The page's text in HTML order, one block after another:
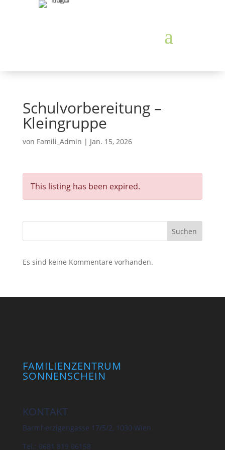
Schulvorbereitung –
Kleingruppe
von Famili_Admin | Jan. 15, 2026
This listing has been expired.
Suchen
Es sind keine Kommentare vorhanden.
FAMILIENZENTRUM
SONNENSCHEIN
KONTAKT
Barmherzigengasse 17/5/2, 1030 Wien
Tel.: 0681 819 06158